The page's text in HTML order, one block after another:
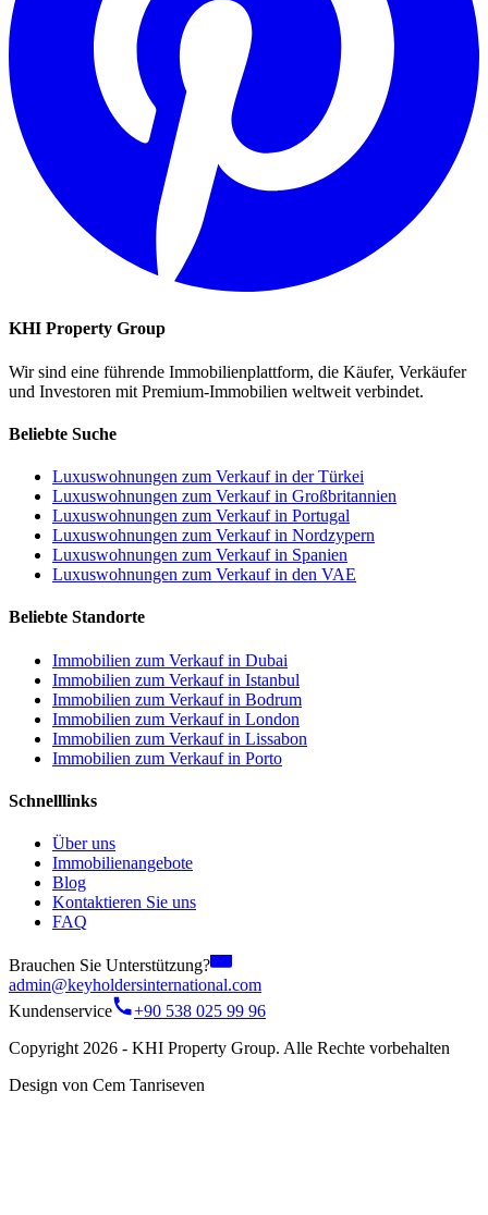
KHI Property Group
Wir sind eine führende Immobilienplattform, die Käufer, Verkäufer
und Investoren mit Premium-Immobilien weltweit verbindet.
Beliebte Suche
Luxuswohnungen zum Verkauf in der Türkei
Luxuswohnungen zum Verkauf in Großbritannien
Luxuswohnungen zum Verkauf in Portugal
Luxuswohnungen zum Verkauf in Nordzypern
Luxuswohnungen zum Verkauf in Spanien
Luxuswohnungen zum Verkauf in den VAE
Beliebte Standorte
Immobilien zum Verkauf in Dubai
Immobilien zum Verkauf in Istanbul
Immobilien zum Verkauf in Bodrum
Immobilien zum Verkauf in London
Immobilien zum Verkauf in Lissabon
Immobilien zum Verkauf in Porto
Schnelllinks
Über uns
Immobilienangebote
Blog
Kontaktieren Sie uns
FAQ
Brauchen Sie Unterstützung?
admin@keyholdersinternational.com
Kundenservice
+90 538 025 99 96
Copyright 2026 - KHI Property Group. Alle Rechte vorbehalten
Design von Cem Tanriseven